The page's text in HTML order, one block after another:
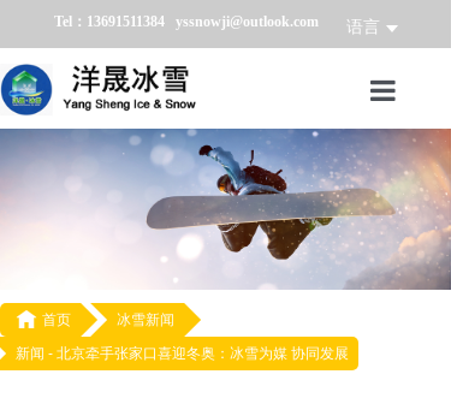
Tel：13691511384 yssnowji@outlook.com 语言
首页
冰雪产品
冰雪业务
 首页
冰雪新闻
新闻 - 北京牵手张家口喜迎冬奥：冰雪为媒 协同发展